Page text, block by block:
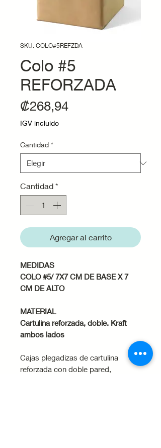
SKU: COLO#5REFZDA
Colo #5
REFORZADA
₡268,94Precio
IGV incluido
Cantidad *
Cantidad *
Agregar al carrito
MEDIDAS
COLO #5/ 7X7 CM DE BASE X 7
CM DE ALTO
MATERIAL
Cartulina reforzada, doble. Kraft
ambos lados
Cajas plegadizas de cartulina
reforzada con doble pared,